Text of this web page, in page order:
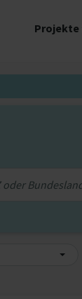
Projekte